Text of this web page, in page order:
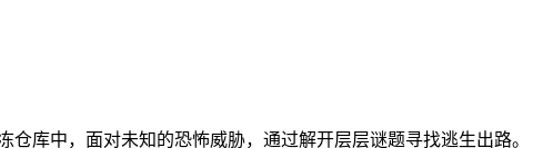
库中，面对未知的恐怖威胁，通过解开层层谜题寻找逃生出路。